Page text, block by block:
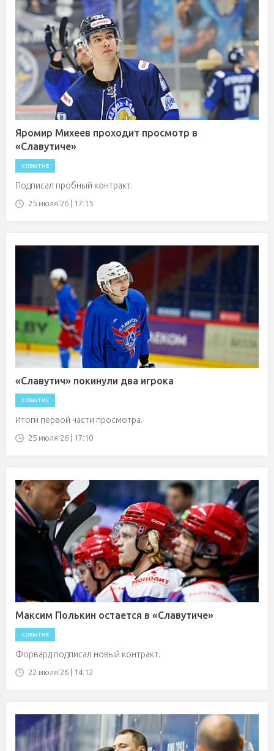
Яромир Михеев проходит просмотр в
«Славутиче»
СОБЫТИЕ
Подписал пробный контракт.
25 июля'26 | 17:15
«Славутич» покинули два игрока
СОБЫТИЕ
Итоги первой части просмотра.
25 июля'26 | 17:10
Максим Полькин остается в «Славутиче»
СОБЫТИЕ
Форвард подписал новый контракт.
22 июля'26 | 14:12